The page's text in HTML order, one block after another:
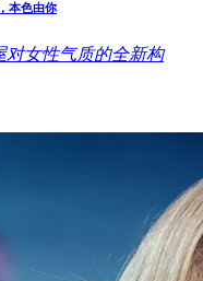
本色由你
对女性气质的全新构